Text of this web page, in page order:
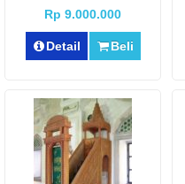
Rp 9.000.000
Detail Beli